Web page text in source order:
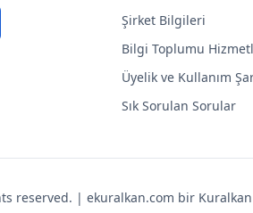
Şirket Bilgileri
Bilgi Toplumu
Üyelik ve Kullanım
Sık Sorulan Sorular
reserved. | ekuralkan.com bir Kuralkan